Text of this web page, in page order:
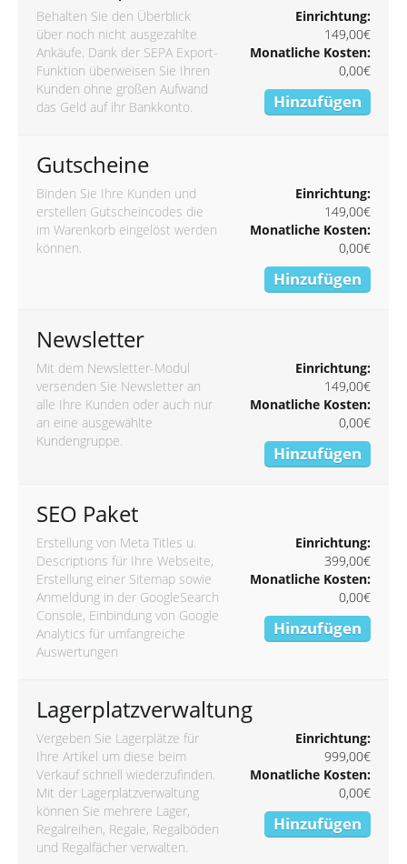
Behalten Sie den Überblick
über noch nicht ausgezahlte
Ankäufe. Dank der SEPA Export-
Funktion überweisen Sie Ihren
Kunden ohne großen Aufwand
das Geld auf ihr Bankkonto.
Einrichtung:
149,00€
Monatliche Kosten:
0,00€
Hinzufügen
Gutscheine
Binden Sie Ihre Kunden und
erstellen Gutscheincodes die
im Warenkorb eingelöst werden
können.
Einrichtung:
149,00€
Monatliche Kosten:
0,00€
Hinzufügen
Newsletter
Mit dem Newsletter-Modul
versenden Sie Newsletter an
alle Ihre Kunden oder auch nur
an eine ausgewählte
Kundengruppe.
Einrichtung:
149,00€
Monatliche Kosten:
0,00€
Hinzufügen
SEO Paket
Erstellung von Meta Titles u.
Descriptions für Ihre Webseite,
Erstellung einer Sitemap sowie
Anmeldung in der GoogleSearch
Console, Einbindung von Google
Analytics für umfangreiche
Auswertungen
Einrichtung:
399,00€
Monatliche Kosten:
0,00€
Hinzufügen
Lagerplatzverwaltung
Vergeben Sie Lagerplätze für
Ihre Artikel um diese beim
Verkauf schnell wiederzufinden.
Mit der Lagerplatzverwaltung
können Sie mehrere Lager,
Regalreihen, Regale, Regalböden
und Regalfächer verwalten.
Einrichtung:
999,00€
Monatliche Kosten:
0,00€
Hinzufügen